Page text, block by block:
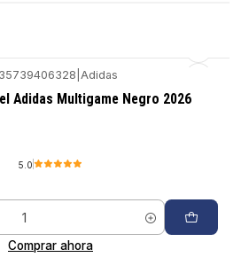
Adidas
Adidas Multigame Negro 2026
5.0
Comprar ahora